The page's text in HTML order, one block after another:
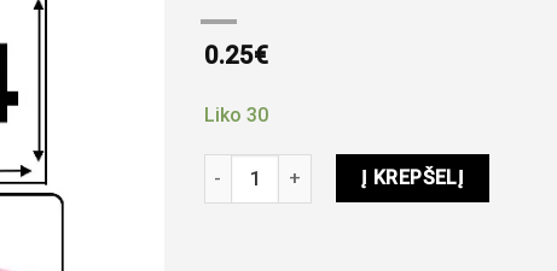
0.25€
Liko 30
produkto kiekis: Popierius A4 -
Į KREPŠELĮ